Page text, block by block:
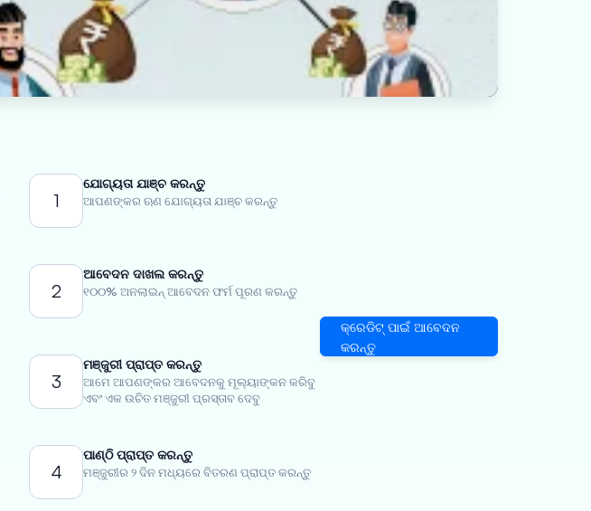
1
ଯୋଗ୍ୟତା ଯାଞ୍ଚ କରନ୍ତୁ
ଆପଣଙ୍କର ଋଣ ଯୋଗ୍ୟତା ଯାଞ୍ଚ କରନ୍ତୁ
2
ଆବେଦନ ଦାଖଲ କରନ୍ତୁ
୧୦୦% ଅନଲାଇନ୍ ଆବେଦନ ଫର୍ମ ପୂରଣ କରନ୍ତୁ
3
ମଞ୍ଜୁରୀ ପ୍ରାପ୍ତ କରନ୍ତୁ
ଆମେ ଆପଣଙ୍କର ଆବେଦନକୁ ମୂଲ୍ୟାଙ୍କନ କରିବୁ
ଏବଂ ଏକ ଉଚିତ ମଞ୍ଜୁରୀ ପ୍ରସ୍ତାବ ଦେବୁ
4
ପାଣ୍ଠି ପ୍ରାପ୍ତ କରନ୍ତୁ
ମଞ୍ଜୁରୀର ୨ ଦିନ ମଧ୍ୟରେ ବିତରଣ ପ୍ରାପ୍ତ କରନ୍ତୁ
କ୍ରେଡିଟ୍ ପାଇଁ ଆବେଦନ
କରନ୍ତୁ